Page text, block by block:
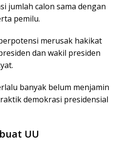
jumlah calon sama dengan
pemilu.
merusak hakikat
dan wakil presiden
banyak belum menjamin
demokrasi presidensial
UU